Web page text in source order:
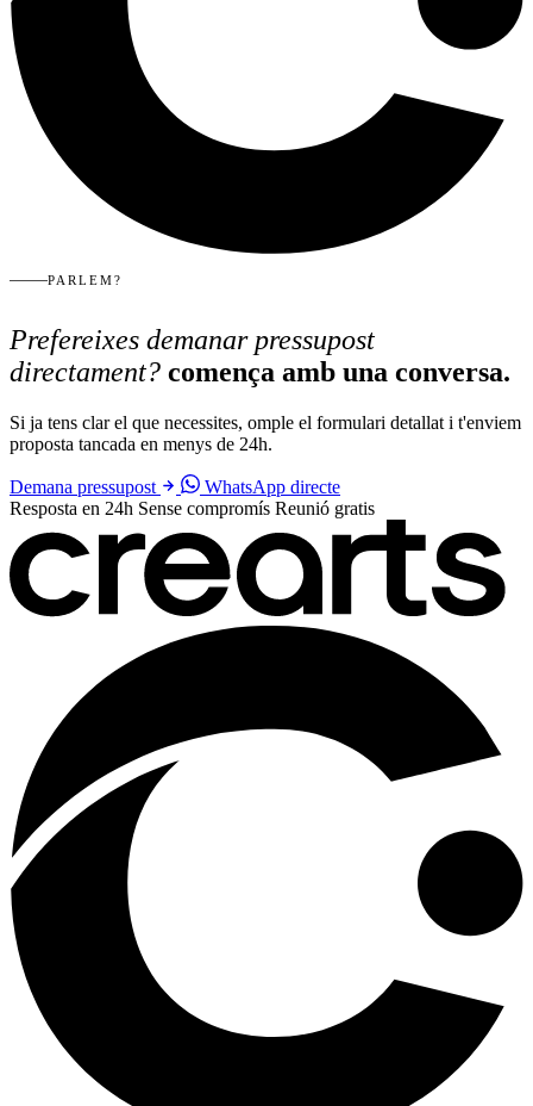
PARLEM?
Prefereixes demanar pressupost
directament? comença amb una conversa.
Si ja tens clar el que necessites, omple el formulari detallat i t'enviem
proposta tancada en menys de 24h.
Demana pressupost
WhatsApp directe
Resposta en 24h Sense compromís Reunió gratis